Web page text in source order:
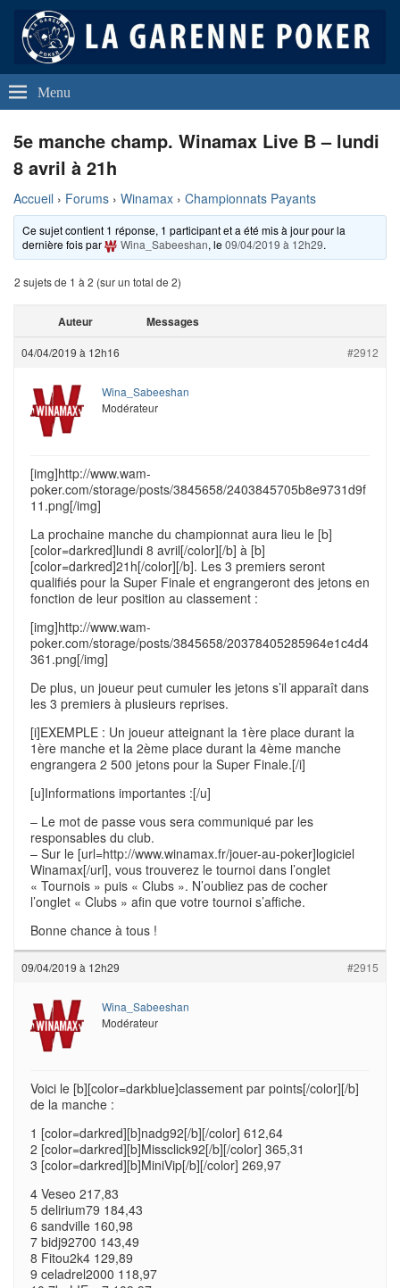
La Garenne Poker
Club de Poker de La Garenne Colombes (92250)
Menu
5e manche champ. Winamax Live B – lundi
8 avril à 21h
Accueil › Forums › Winamax › Championnats Payants
Ce sujet contient 1 réponse, 1 participant et a été mis à jour pour la
dernière fois par
Wina_Sabeeshan, le09/04/2019 à 12h29.
2 sujets de 1 à 2 (sur un total de 2)
Auteur Messages
04/04/2019 à 12h16 #2912
Wina_Sabeeshan
Modérateur
[img]http://www.wam-
poker.com/storage/posts/3845658/2403845705b8e9731d9f
11.png[/img]
La prochaine manche du championnat aura lieu le [b]
[color=darkred]lundi 8 avril[/color][/b] à [b]
[color=darkred]21h[/color][/b]. Les 3 premiers seront
qualifiés pour la Super Finale et engrangeront des jetons en
fonction de leur position au classement :
[img]http://www.wam-
poker.com/storage/posts/3845658/20378405285964e1c4d4
361.png[/img]
De plus, un joueur peut cumuler les jetons s’il apparaît dans
les 3 premiers à plusieurs reprises.
[i]EXEMPLE : Un joueur atteignant la 1ère place durant la
1ère manche et la 2ème place durant la 4ème manche
engrangera 2 500 jetons pour la Super Finale.[/i]
[u]Informations importantes :[/u]
– Le mot de passe vous sera communiqué par les
responsables du club.
– Sur le [url=http://www.winamax.fr/jouer-au-poker]logiciel
Winamax[/url], vous trouverez le tournoi dans l’onglet
« Tournois » puis « Clubs ». N’oubliez pas de cocher
l’onglet « Clubs » afin que votre tournoi s’affiche.
Bonne chance à tous !
09/04/2019 à 12h29 #2915
Wina_Sabeeshan
Modérateur
Voici le [b][color=darkblue]classement par points[/color][/b]
de la manche :
1 [color=darkred][b]nadg92[/b][/color] 612,64
2 [color=darkred][b]Missclick92[/b][/color] 365,31
3 [color=darkred][b]MiniVip[/b][/color] 269,97
4 Veseo 217,83
5 delirium79 184,43
6 sandville 160,98
7 bidj92700 143,49
8 Fitou2k4 129,89
9 celadrel2000 118,97